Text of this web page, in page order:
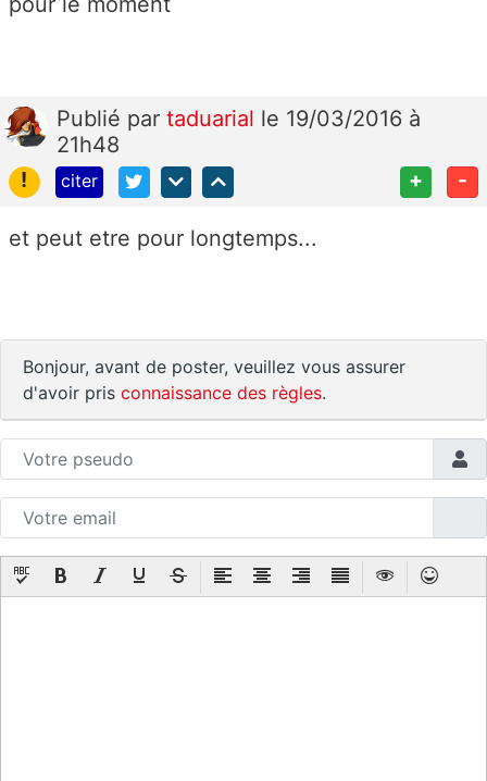
Publié par taduarial le 19/03/2016 à
21h48
!
citer + -
et peut etre pour longtemps...
Bonjour, avant de poster, veuillez vous assurer
d'avoir pris connaissance des règles.